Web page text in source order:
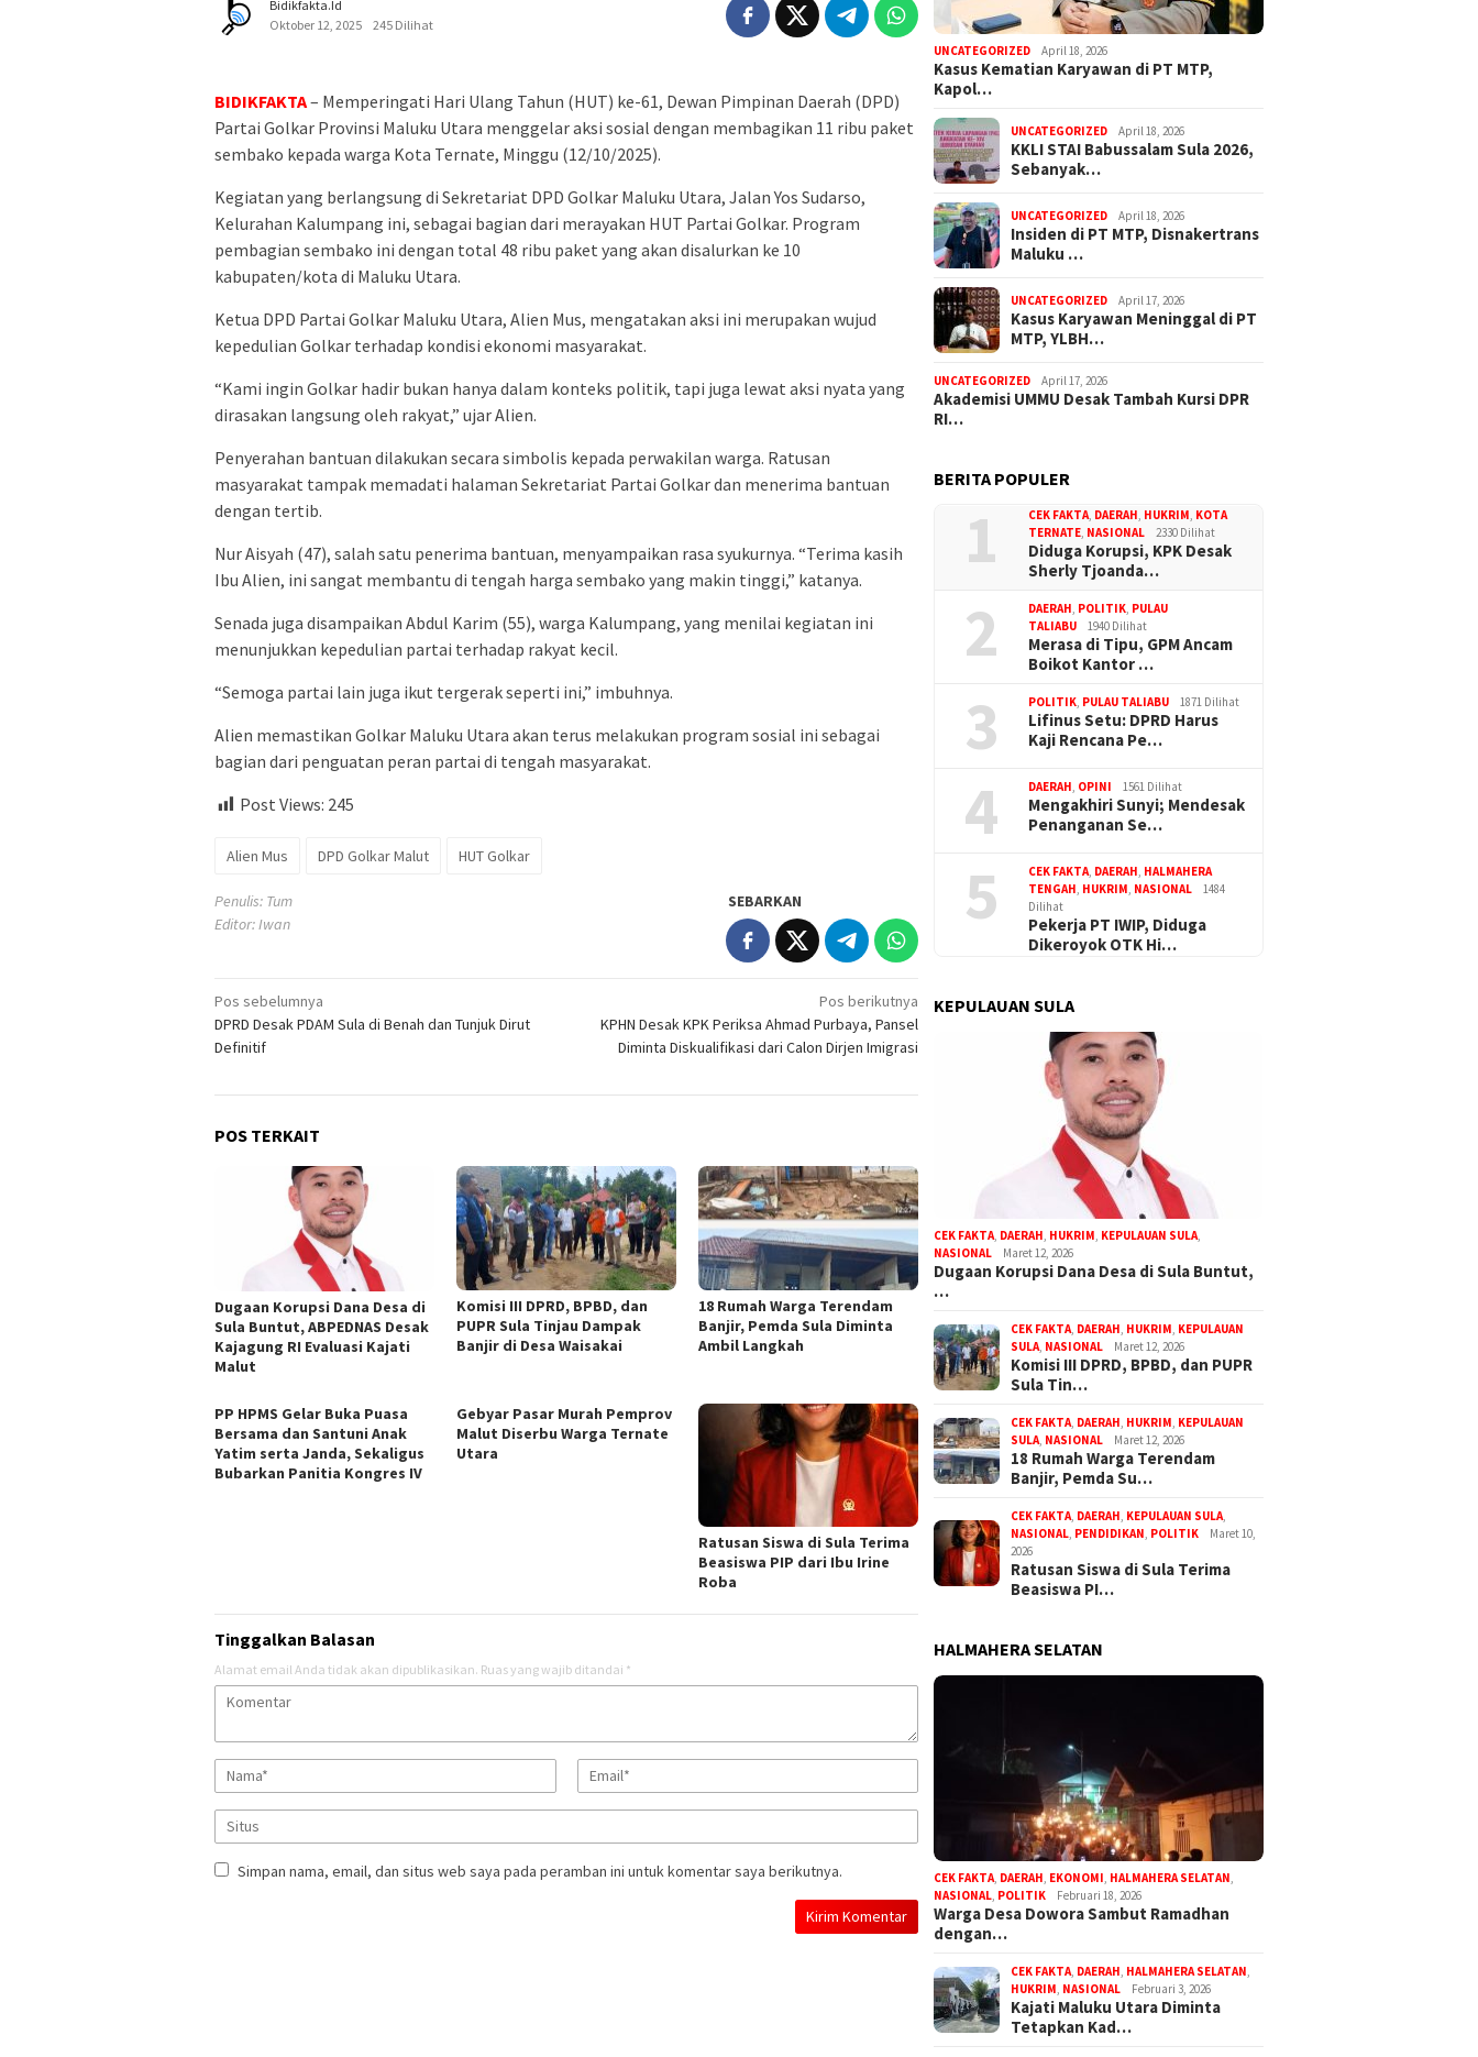
Bidikfakta.id
Oktober 12, 2025
245 Dilihat
BIDIKFAKTA– Memperingati Hari Ulang Tahun (HUT) ke-61, Dewan Pimpinan Daerah (DPD)
Partai Golkar Provinsi Maluku Utara menggelar aksi sosial dengan membagikan 11 ribu paket
sembako kepada warga Kota Ternate, Minggu (12/10/2025).
Kegiatan yang berlangsung di Sekretariat DPD Golkar Maluku Utara, Jalan Yos Sudarso,
Kelurahan Kalumpang ini, sebagai bagian dari merayakan HUT Partai Golkar. Program
pembagian sembako ini dengan total 48 ribu paket yang akan disalurkan ke 10
kabupaten/kota di Maluku Utara.
Ketua DPD Partai Golkar Maluku Utara, Alien Mus, mengatakan aksi ini merupakan wujud
kepedulian Golkar terhadap kondisi ekonomi masyarakat.
“Kami ingin Golkar hadir bukan hanya dalam konteks politik, tapi juga lewat aksi nyata yang
dirasakan langsung oleh rakyat,” ujar Alien.
Penyerahan bantuan dilakukan secara simbolis kepada perwakilan warga. Ratusan
masyarakat tampak memadati halaman Sekretariat Partai Golkar dan menerima bantuan
dengan tertib.
Nur Aisyah (47), salah satu penerima bantuan, menyampaikan rasa syukurnya. “Terima kasih
Ibu Alien, ini sangat membantu di tengah harga sembako yang makin tinggi,” katanya.
Senada juga disampaikan Abdul Karim (55), warga Kalumpang, yang menilai kegiatan ini
menunjukkan kepedulian partai terhadap rakyat kecil.
“Semoga partai lain juga ikut tergerak seperti ini,” imbuhnya.
Alien memastikan Golkar Maluku Utara akan terus melakukan program sosial ini sebagai
bagian dari penguatan peran partai di tengah masyarakat.
Post Views: 245
Alien Mus DPD Golkar Malut HUT Golkar
Penulis: Tum
Editor: Iwan
SEBARKAN
Navigasi
pos
Pos sebelumnya
DPRD Desak PDAM Sula di Benah dan Tunjuk Dirut
Definitif
Pos berikutnya
KPHN Desak KPK Periksa Ahmad Purbaya, Pansel
Diminta Diskualifikasi dari Calon Dirjen Imigrasi
POS TERKAIT
Dugaan Korupsi Dana Desa di
Sula Buntut, ABPEDNAS Desak
Kajagung RI Evaluasi Kajati
Malut
Komisi III DPRD, BPBD, dan
PUPR Sula Tinjau Dampak
Banjir di Desa Waisakai
18 Rumah Warga Terendam
Banjir, Pemda Sula Diminta
Ambil Langkah
PP HPMS Gelar Buka Puasa
Bersama dan Santuni Anak
Yatim serta Janda, Sekaligus
Bubarkan Panitia Kongres IV
Gebyar Pasar Murah Pemprov
Malut Diserbu Warga Ternate
Utara
Ratusan Siswa di Sula Terima
Beasiswa PIP dari Ibu Irine
Roba
Tinggalkan Balasan
Alamat email Anda tidak akan dipublikasikan. Ruas yang wajib ditandai *
Simpan nama, email, dan situs web saya pada peramban ini untuk komentar saya berikutnya.
UNCATEGORIZED April 18, 2026
Kasus Kematian Karyawan di PT MTP,
Kapol…
UNCATEGORIZED April 18, 2026
KKLI STAI Babussalam Sula 2026,
Sebanyak…
UNCATEGORIZED April 18, 2026
Insiden di PT MTP, Disnakertrans
Maluku …
UNCATEGORIZED April 17, 2026
Kasus Karyawan Meninggal di PT
MTP, YLBH…
UNCATEGORIZED April 17, 2026
Akademisi UMMU Desak Tambah Kursi DPR
RI…
BERITA POPULER
1 CEK FAKTA DAERAH HUKRIM KOTA
TERNATE NASIONAL 2330 Dilihat
Diduga Korupsi, KPK Desak
Sherly Tjoanda…
2 DAERAH POLITIK PULAU
TALIABU
1940 Dilihat
Merasa di Tipu, GPM Ancam
Boikot Kantor …
3 POLITIK PULAU TALIABU 1871 Dilihat
Lifinus Setu: DPRD Harus
Kaji Rencana Pe…
4 DAERAH OPINI 1561 Dilihat
Mengakhiri Sunyi; Mendesak
Penanganan Se…
5 CEK FAKTA DAERAH HALMAHERA
TENGAH HUKRIM NASIONAL
1484
Dilihat
Pekerja PT IWIP, Diduga
Dikeroyok OTK Hi…
KEPULAUAN SULA
CEK FAKTA DAERAH HUKRIM KEPULAUAN SULA
NASIONAL
Maret 12, 2026
Dugaan Korupsi Dana Desa di Sula Buntut,
…
CEK FAKTA DAERAH HUKRIM KEPULAUAN
SULA NASIONAL Maret 12, 2026
Komisi III DPRD, BPBD, dan PUPR
Sula Tin…
CEK FAKTA DAERAH HUKRIM KEPULAUAN
SULA NASIONAL Maret 12, 2026
18 Rumah Warga Terendam
Banjir, Pemda Su…
CEK FAKTA DAERAH KEPULAUAN SULA
NASIONAL PENDIDIKAN POLITIK
Maret 10,
2026
Ratusan Siswa di Sula Terima
Beasiswa PI…
HALMAHERA SELATAN
CEK FAKTA, DAERAH, EKONOMI, HALMAHERA SELATAN,
NASIONAL, POLITIK Februari 18, 2026
Warga Desa Dowora Sambut Ramadhan
dengan…
CEK FAKTA, DAERAH, HALMAHERA SELATAN,
HUKRIM, NASIONAL Februari 3, 2026
Kajati Maluku Utara Diminta
Tetapkan Kad…